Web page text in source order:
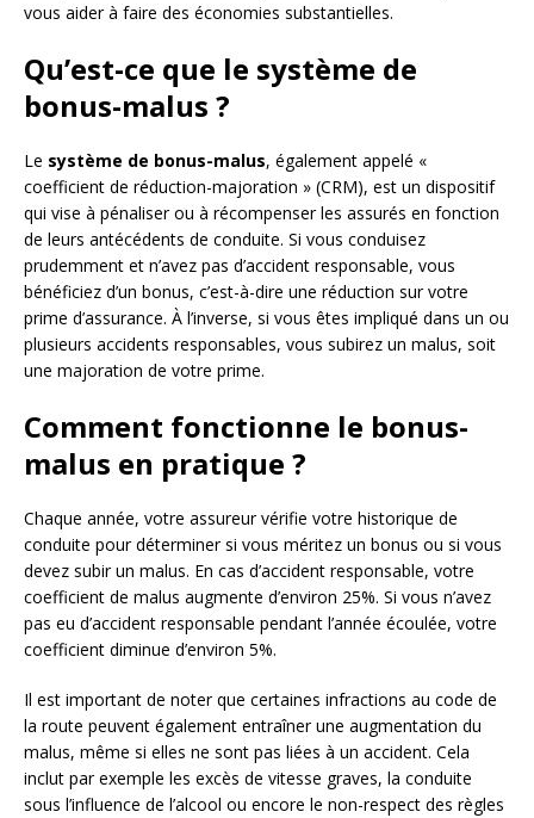
vous aider à faire des économies substantielles.
Qu’est-ce que le système de
bonus-malus ?
Le système de bonus-malus, également appelé «
coefficient de réduction-majoration » (CRM), est un dispositif
qui vise à pénaliser ou à récompenser les assurés en fonction
de leurs antécédents de conduite. Si vous conduisez
prudemment et n’avez pas d’accident responsable, vous
bénéficiez d’un bonus, c’est-à-dire une réduction sur votre
prime d’assurance. À l’inverse, si vous êtes impliqué dans un ou
plusieurs accidents responsables, vous subirez un malus, soit
une majoration de votre prime.
Comment fonctionne le bonus-
malus en pratique ?
Chaque année, votre assureur vérifie votre historique de
conduite pour déterminer si vous méritez un bonus ou si vous
devez subir un malus. En cas d’accident responsable, votre
coefficient de malus augmente d’environ 25%. Si vous n’avez
pas eu d’accident responsable pendant l’année écoulée, votre
coefficient diminue d’environ 5%.
Il est important de noter que certaines infractions au code de
la route peuvent également entraîner une augmentation du
malus, même si elles ne sont pas liées à un accident. Cela
inclut par exemple les excès de vitesse graves, la conduite
sous l’influence de l’alcool ou encore le non-respect des règles